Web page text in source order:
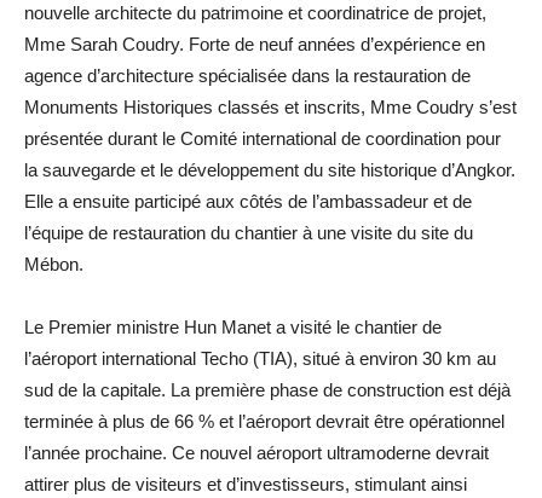
nouvelle architecte du patrimoine et coordinatrice de projet,
Mme Sarah Coudry. Forte de neuf années d’expérience en
agence d’architecture spécialisée dans la restauration de
Monuments Historiques classés et inscrits, Mme Coudry s’est
présentée durant le Comité international de coordination pour
la sauvegarde et le développement du site historique d’Angkor.
Elle a ensuite participé aux côtés de l’ambassadeur et de
l’équipe de restauration du chantier à une visite du site du
Mébon.
Le Premier ministre Hun Manet a visité le chantier de
l’aéroport international Techo (TIA), situé à environ 30 km au
sud de la capitale. La première phase de construction est déjà
terminée à plus de 66 % et l’aéroport devrait être opérationnel
l’année prochaine. Ce nouvel aéroport ultramoderne devrait
attirer plus de visiteurs et d’investisseurs, stimulant ainsi